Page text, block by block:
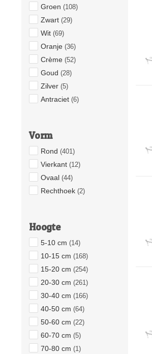
Groen (108)
Zwart (29)
Wit (69)
Oranje (36)
Crème (52)
Goud (28)
Zilver (5)
Antraciet (6)
Vorm
Rond (401)
Vierkant (12)
Ovaal (44)
Rechthoek (2)
Hoogte
5-10 cm (14)
10-15 cm (168)
15-20 cm (254)
20-30 cm (261)
30-40 cm (166)
40-50 cm (64)
50-60 cm (22)
60-70 cm (5)
70-80 cm (1)